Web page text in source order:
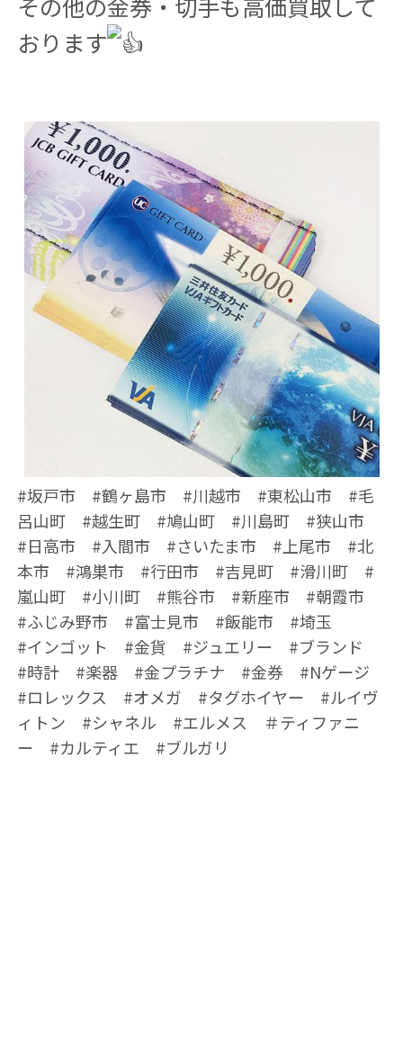
おります
#坂戸市 #鶴ヶ島市 #川越市 #東松山市 #毛
呂山町 #越生町 #鳩山町 #川島町 #狭山市
#日高市 #入間市 #さいたま市 #上尾市 #北
本市 #鴻巣市 #行田市 #吉見町 #滑川町 #
嵐山町 #小川町 #熊谷市 #新座市 #朝霞市
#ふじみ野市 #富士見市 #飯能市 #埼玉
#インゴット #金貨 #ジュエリー #ブランド
#時計 #楽器 #金プラチナ #金券 #Nゲージ
#ロレックス #オメガ #タグホイヤー #ルイヴ
ィトン #シャネル #エルメス ＃ティファニ
ー #カルティエ #ブルガリ